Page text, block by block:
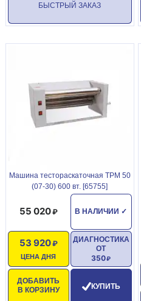
БЫСТРЫЙ ЗАКАЗ
Машина тестораскаточная ТРМ 50
(07-30) 600 вт. [65755]
В НАЛИЧИИ ✓
55 020
ЦЕНА ДНЯ
53 920
ДОБАВИТЬ
В КОРЗИНУ
ДИАГНОСТИКА
ОТ
350
КУПИТЬ